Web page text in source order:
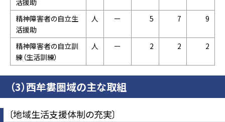
活援助
精神障害者の自立生
活援助
人 ー 5 7 9
精神障害者の自立訓
練（生活訓練）
人 ー 2 2 2
（3）西牟婁圏域の主な取組
〔地域生活支援体制の充実〕